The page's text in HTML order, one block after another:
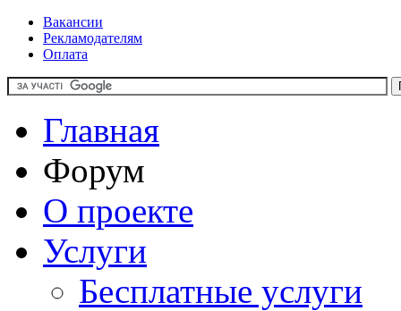
Вакансии
Рекламодателям
Оплата
Главная
Форум
О проекте
Услуги
Бесплатные услуги